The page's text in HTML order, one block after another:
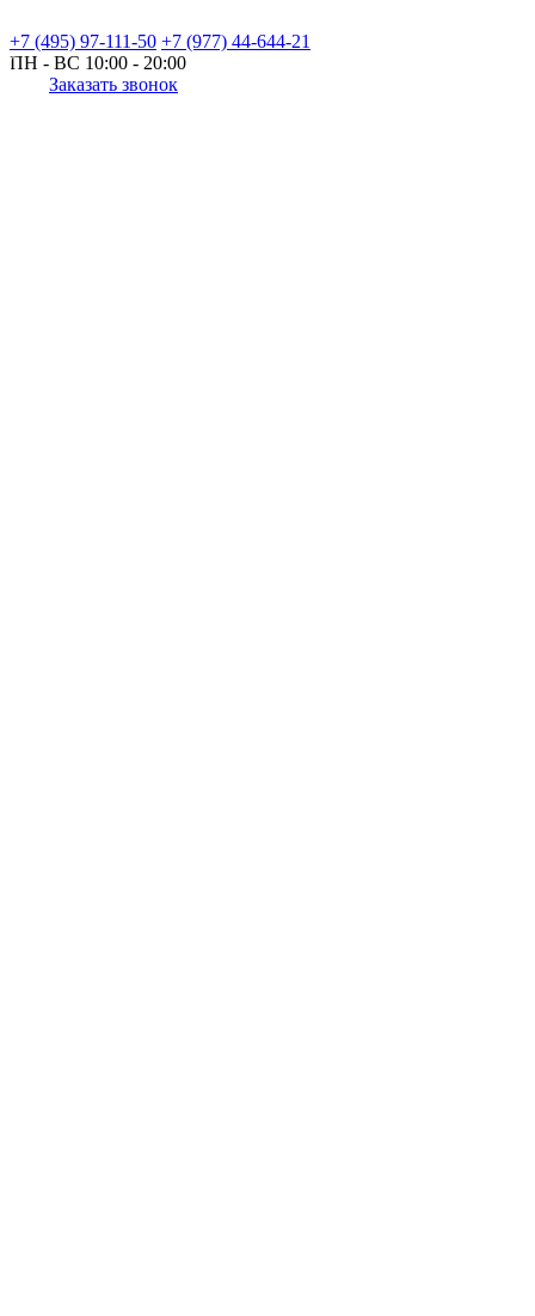
+7 (495) 97-111-50 +7 (977) 44-644-21
ПН - ВС 10:00 - 20:00
Заказать звонок